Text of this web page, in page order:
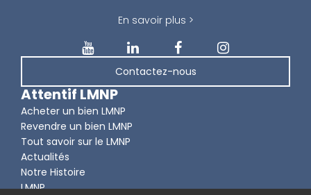
En savoir plus >
Contactez-nous
Attentif LMNP
Acheter un bien LMNP
Revendre un bien LMNP
Tout savoir sur le LMNP
Actualités
Notre Histoire
LMNP